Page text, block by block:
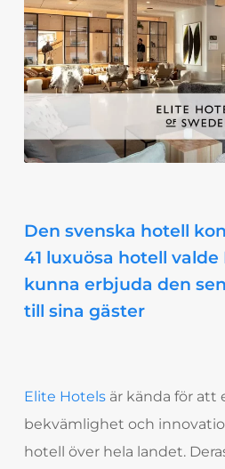
Den svenska hotell
41 luxuösa hotell
kunna erbjuda den
till sina gäster
Elite Hotelsär kända för att
bekvämlighet och
hotell över hela landet.